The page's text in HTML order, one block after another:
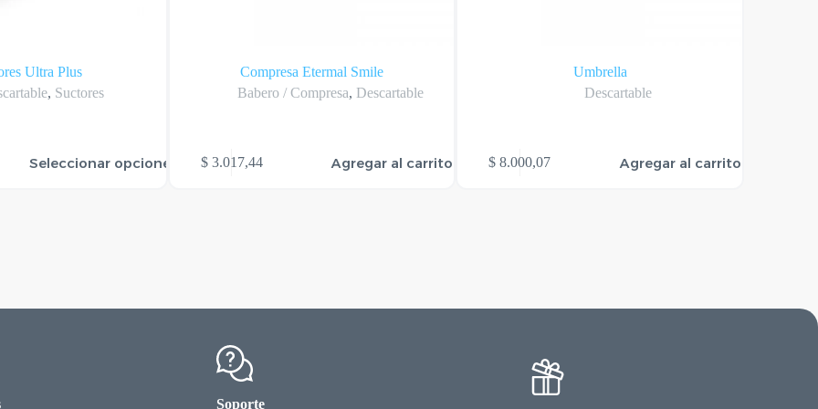
Ultra Plus
, Suctores
Seleccionar opciones
Compresa Etermal Smile
Babero / Compresa, Descartable
$3.017,44 Agregar al carrito
Umbrella
Descartable
$ 8.000,07 Agregar al carrito
Soporte